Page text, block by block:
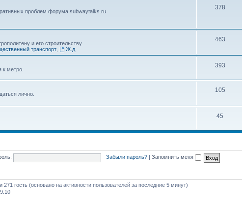
проблем форума subwaytalks.ru
378
и его строительству.
транспорт, Ж.д.
463
метро.
393
лично.
105
45
Забыли пароль? Запомнить меня
гость (основано на активности пользователей за последние 5 минут)